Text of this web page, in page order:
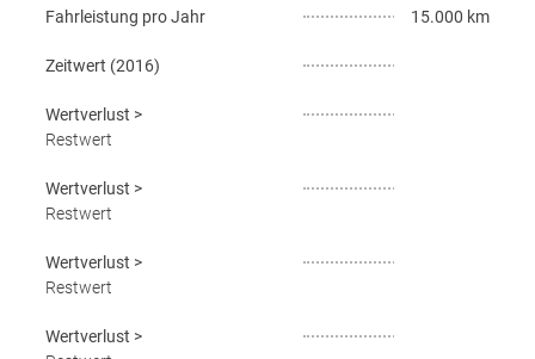
Fahrleistung pro Jahr 15.000 km
Zeitwert (2016)
Wertverlust >
Restwert
Wertverlust >
Restwert
Wertverlust >
Restwert
Wertverlust >